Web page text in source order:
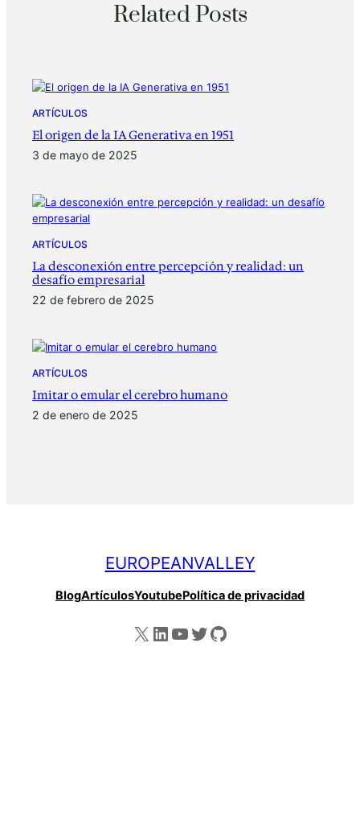
Related Posts
ARTÍCULOS
El origen de la IA Generativa en 1951
3 de mayo de 2025
ARTÍCULOS
La desconexión entre percepción y realidad: un
desafío empresarial
22 de febrero de 2025
ARTÍCULOS
Imitar o emular el cerebro humano
2 de enero de 2025
EUROPEANVALLEY
BlogArtículosYoutubePolítica de privacidad
X LinkedIn YouTube Twitter GitHub